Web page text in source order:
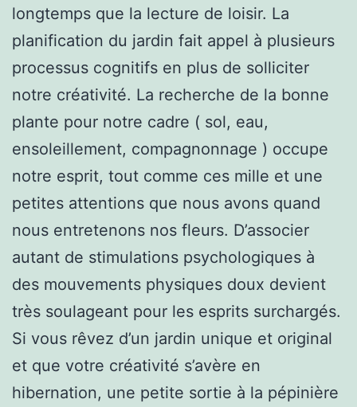
longtemps que la lecture de loisir. La
planification du jardin fait appel à plusieurs
processus cognitifs en plus de solliciter
notre créativité. La recherche de la bonne
plante pour notre cadre ( sol, eau,
ensoleillement, compagnonnage ) occupe
notre esprit, tout comme ces mille et une
petites attentions que nous avons quand
nous entretenons nos fleurs. D’associer
autant de stimulations psychologiques à
des mouvements physiques doux devient
très soulageant pour les esprits surchargés.
Si vous rêvez d’un jardin unique et original
et que votre créativité s’avère en
hibernation, une petite sortie à la pépinière